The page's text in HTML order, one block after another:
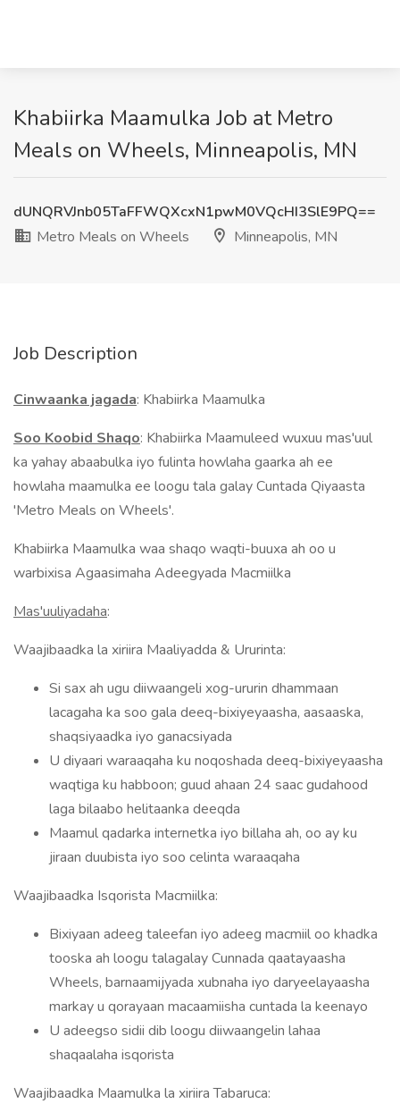
Khabiirka Maamulka Job at Metro
Meals on Wheels, Minneapolis, MN
dUNQRVJnb05TaFFWQXcxN1pwM0VQcHI3SlE9PQ==
Metro Meals on Wheels
Minneapolis, MN
Job Description
Cinwaanka jagada: Khabiirka Maamulka
Soo Koobid Shaqo: Khabiirka Maamuleed wuxuu mas'uul
ka yahay abaabulka iyo fulinta howlaha gaarka ah ee
howlaha maamulka ee loogu tala galay Cuntada Qiyaasta
'Metro Meals on Wheels'.
Khabiirka Maamulka waa shaqo waqti-buuxa ah oo u
warbixisa Agaasimaha Adeegyada Macmiilka
Mas'uuliyadaha:
Waajibaadka la xiriira Maaliyadda & Ururinta:
Si sax ah ugu diiwaangeli xog-ururin dhammaan
lacagaha ka soo gala deeq-bixiyeyaasha, aasaaska,
shaqsiyaadka iyo ganacsiyada
U diyaari waraaqaha ku noqoshada deeq-bixiyeyaasha
waqtiga ku habboon; guud ahaan 24 saac gudahood
laga bilaabo helitaanka deeqda
Maamul qadarka internetka iyo billaha ah, oo ay ku
jiraan duubista iyo soo celinta waraaqaha
Waajibaadka Isqorista Macmiilka:
Bixiyaan adeeg taleefan iyo adeeg macmiil oo khadka
tooska ah loogu talagalay Cunnada qaatayaasha
Wheels, barnaamijyada xubnaha iyo daryeelayaasha
markay u qorayaan macaamiisha cuntada la keenayo
U adeegso sidii dib loogu diiwaangelin lahaa
shaqaalaha isqorista
Waajibaadka Maamulka la xiriira Tabaruca: